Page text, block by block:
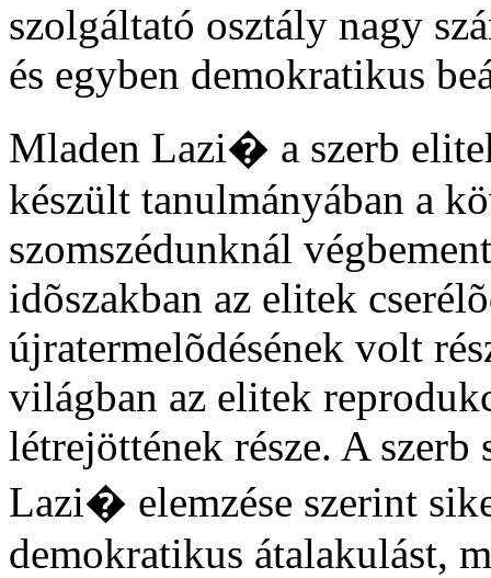
szolgáltató osztály nagy
és egyben demokratikus
Mladen Lazi� a szerb
készült tanulmányában a
szomszédunknál
idõszakban az elitek
újratermelõdésének volt
világban az elitek
létrejöttének része. A
Lazi� elemzése szerint
demokratikus átalakulást,